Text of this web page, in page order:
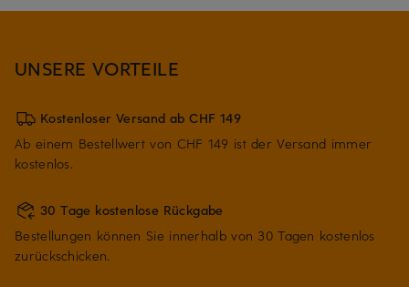
UNSERE VORTEILE
Kostenloser Versand ab CHF 149
Ab einem Bestellwert von CHF 149 ist der Versand immer
kostenlos.
30 Tage kostenlose Rückgabe
Bestellungen können Sie innerhalb von 30 Tagen kostenlos
zurückschicken.